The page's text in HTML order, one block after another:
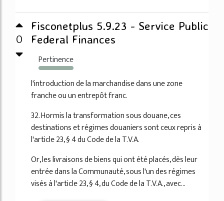
0
Fisconetplus 5.9.23 - Service Public
Federal Finances
Pertinence
117%
l'introduction de la marchandise dans une zone
franche ou un entrepôt franc.
32. Hormis la transformation sous douane, ces
destinations et régimes douaniers sont ceux repris à
l'article 23, § 4 du Code de la T.V.A.
Or, les livraisons de biens qui ont été placés, dès leur
entrée dans la Communauté, sous l'un des régimes
visés à l'article 23, § 4, du Code de la T.V.A., avec...